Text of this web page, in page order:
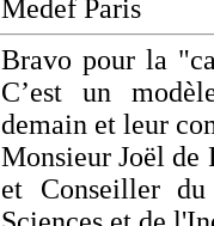
Medef Paris
Bravo pour la
C’est un
demain et leur
Monsieur Joël de
et Conseiller